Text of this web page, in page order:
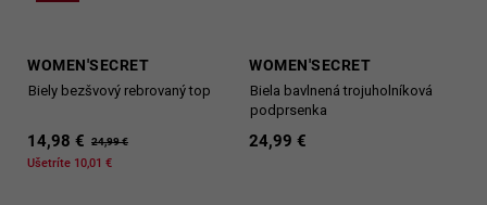
WOMEN'SECRET
Biely bezšvový rebrovaný top
14,98 € 24,99 €
Ušetríte 10,01 €
WOMEN'SECRET
Biela bavlnená trojuholníková
podprsenka
24,99 €